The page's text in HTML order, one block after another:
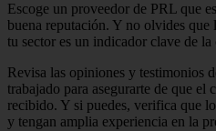
Escoge un proveedor de PRL que
buena reputación. Y no olvides
tu sector es un indicador clave de
Revisa las opiniones y testimonios
trabajado para asegurarte de que el
recibido. Y si puedes, verifica que
y tengan amplia experiencia en la